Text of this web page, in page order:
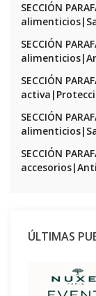
SECCIÓN
SECCIÓN
SECCIÓN
SECCIÓN
SECCIÓN
ÚLTIMAS